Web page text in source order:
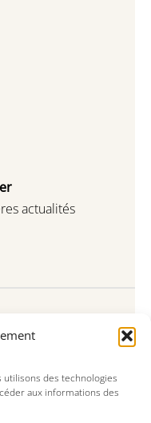
des technologies
aux informations des
actualités